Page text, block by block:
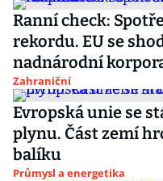
Ranní check:
rekordu. EU se
nadnárodní
Zahraniční
Evropská unie se
plynu. Část zemí
balíku
Průmysl a energetika